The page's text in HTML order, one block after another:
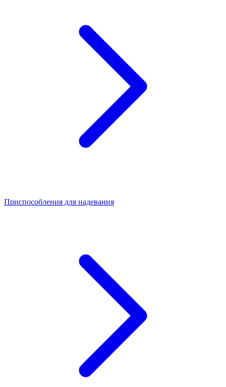
Приспособления для надевания